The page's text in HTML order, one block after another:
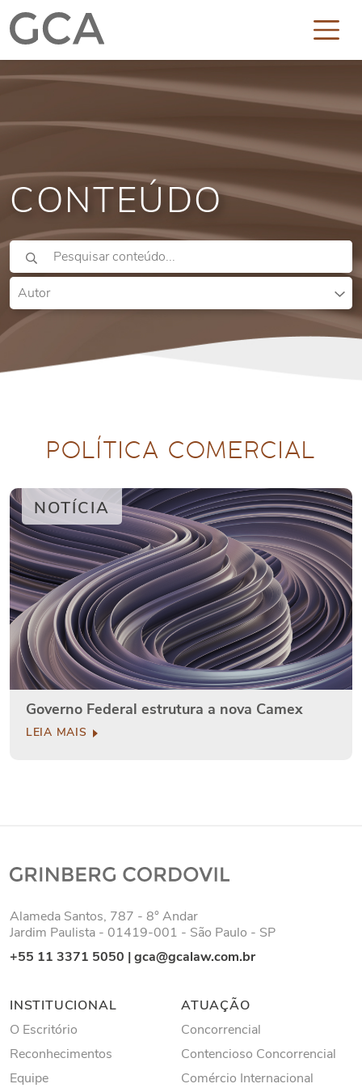
CONTEÚDO
Autor
POLÍTICA COMERCIAL
NOTÍCIA
Governo Federal estrutura a nova Camex
LEIA MAIS
Alameda Santos, 787 - 8° Andar
Jardim Paulista - 01419-001 - São Paulo - SP
+55 11 3371 5050 |gca@gcalaw.com.br
INSTITUCIONAL
O Escritório
Reconhecimentos
Equipe
ATUAÇÃO
Concorrencial
Contencioso Concorrencial
Comércio Internacional